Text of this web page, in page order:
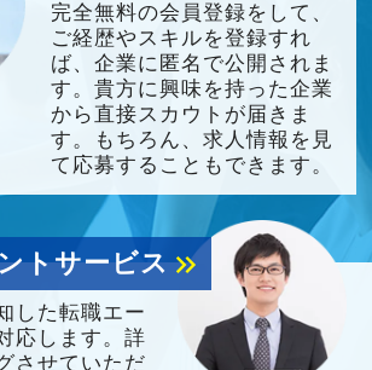
完全無料の会員登録をして、
ご経歴やスキルを登録すれ
ば、企業に匿名で公開されま
す。貴方に興味を持った企業
から直接スカウトが届きま
す。もちろん、求人情報を見
て応募することもできます。
トサービスkeyboard_double_arrow_right
した転職エー
応します。詳
させていただ